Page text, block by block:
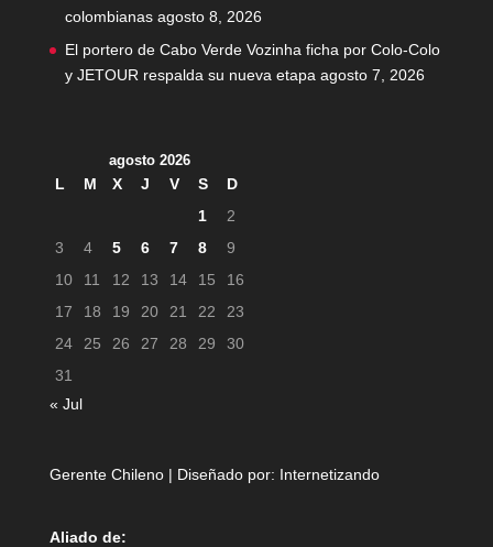
colombianas agosto 8, 2026
El portero de Cabo Verde Vozinha ficha por Colo-Colo
y JETOUR respalda su nueva etapa agosto 7, 2026
agosto 2026
L M X J V S
D
1
2
3
4 5 6 7 8
9
10
11 12 13 14 15
16
17
18 19 20 21 22
23
24
25 26 27 28 29
30
31
« Jul
Gerente Chileno | Diseñado por: Internetizando
Aliado de: